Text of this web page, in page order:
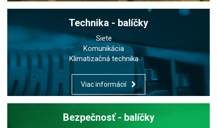
Technika - balíčky
Siete
Komunikácia
Klimatizačná technika
Viac informácií
Bezpečnosť - balíčky